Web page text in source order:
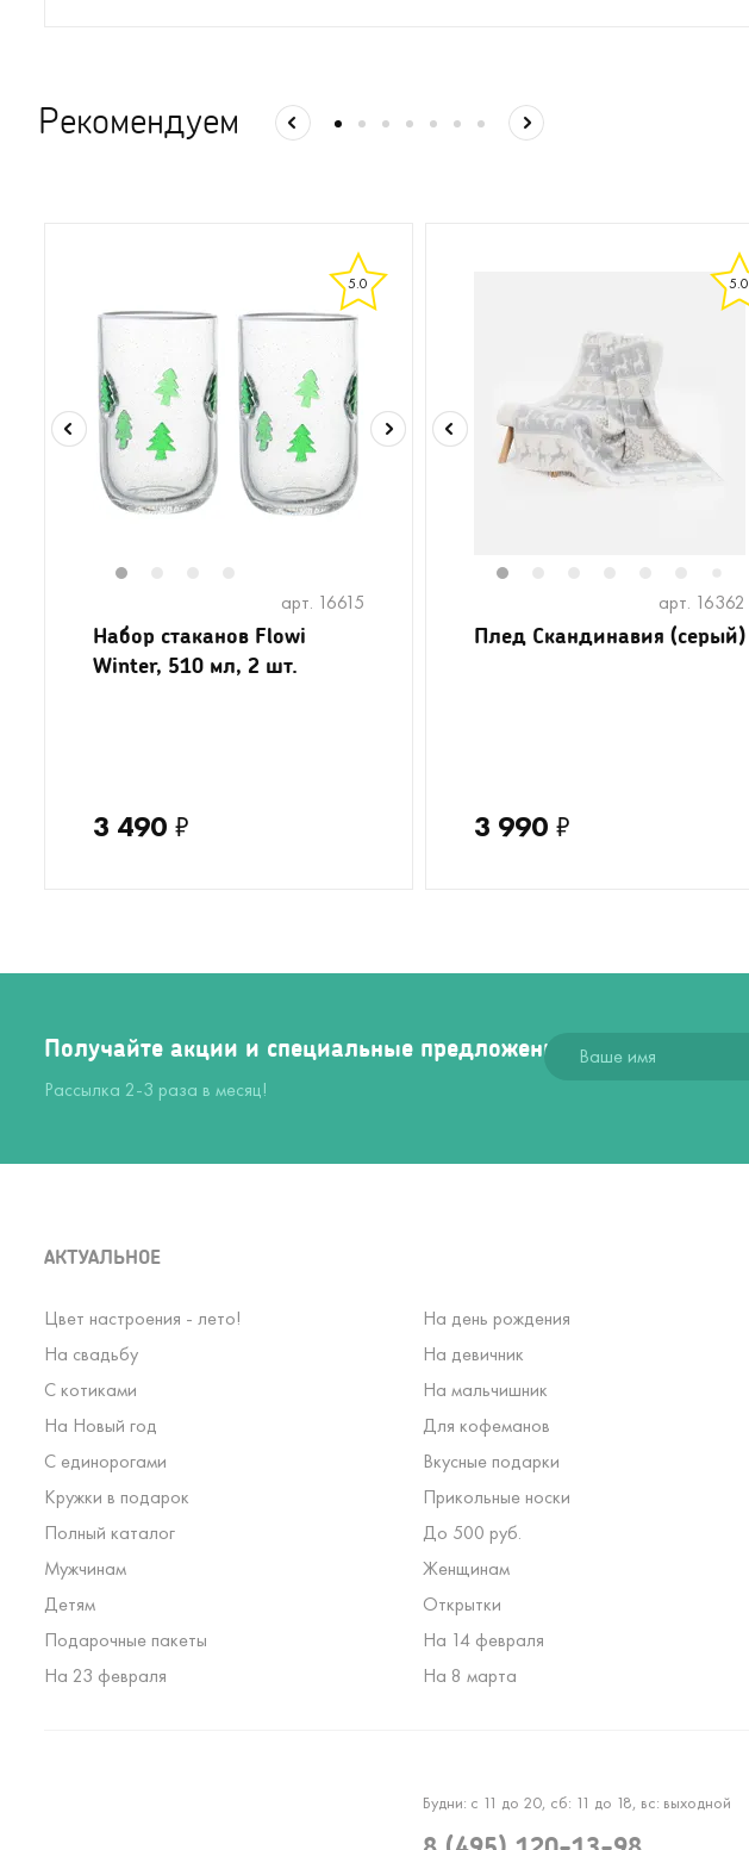
Рекомендуем
5.0
арт. 16615
Набор стаканов Flowi
Winter, 510 мл, 2 шт.
3 490 ₽
5.0
арт. 16362
Плед Скандинавия (серый)
3 990 ₽
Получайте акции и специальные предложения
Рассылка 2-3 раза в месяц!
АКТУАЛЬНОЕ
Цвет настроения - лето!
На день рождения
На свадьбу
На девичник
С котиками
На мальчишник
На Новый год
Для кофеманов
С единорогами
Вкусные подарки
Кружки в подарок
Прикольные носки
Полный каталог
До 500 руб.
Мужчинам
Женщинам
Детям
Открытки
Подарочные пакеты
На 14 февраля
На 23 февраля
На 8 марта
Будни: с 11 до 20, сб: 11 до 18, вс: выходной